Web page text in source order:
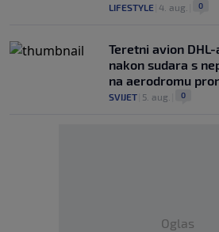
LIFESTYLE 4. aug. 0
Teretni avion
nakon sudara s
na aerodromu
SVIJET 5. aug. 0
Oglas